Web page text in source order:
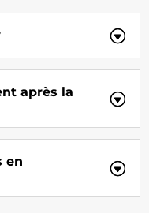
après la
en